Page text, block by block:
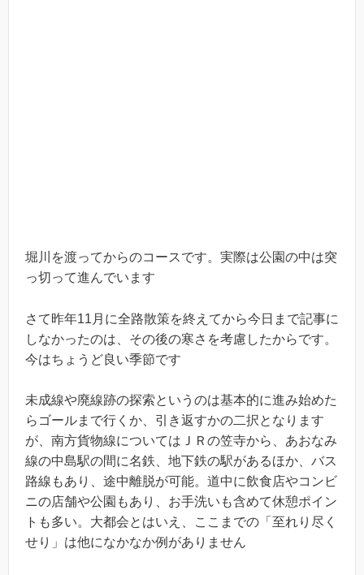
堀川を渡ってからのコースです。実際は公園の中は突
っ切って進んでいます
さて昨年11月に全路散策を終えてから今日まで記事に
しなかったのは、その後の寒さを考慮したからです。
今はちょうど良い季節です
未成線や廃線跡の探索というのは基本的に進み始めた
らゴールまで行くか、引き返すかの二択となります
が、南方貨物線についてはＪＲの笠寺から、あおなみ
線の中島駅の間に名鉄、地下鉄の駅があるほか、バス
路線もあり、途中離脱が可能。道中に飲食店やコンビ
ニの店舗や公園もあり、お手洗いも含めて休憩ポイン
トも多い。大都会とはいえ、ここまでの「至れり尽く
せり」は他になかなか例がありません